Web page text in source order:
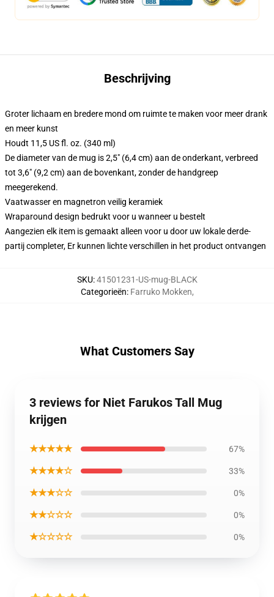
Beschrijving
Groter lichaam en bredere mond om ruimte te maken voor meer drank
en meer kunst
Houdt 11,5 US fl. oz. (340 ml)
De diameter van de mug is 2,5" (6,4 cm) aan de onderkant, verbreed
tot 3,6" (9,2 cm) aan de bovenkant, zonder de handgreep
meegerekend.
Vaatwasser en magnetron veilig keramiek
Wraparound design bedrukt voor u wanneer u bestelt
Aangezien elk item is gemaakt alleen voor u door uw lokale derde-
partij completer, Er kunnen lichte verschillen in het product ontvangen
SKU:41501231-US-mug-BLACK
Categorieën: Farruko Mokken,
What Customers Say
3 reviews for Niet Farukos Tall Mug
krijgen
★★★★★ 67%
★★★★☆ 33%
★★★☆☆ 0%
★★☆☆☆ 0%
★☆☆☆☆ 0%